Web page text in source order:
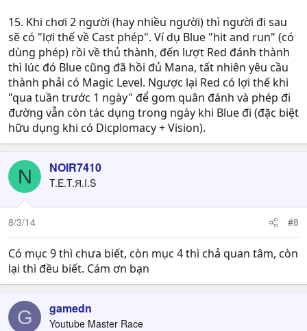
15. Khi chơi 2 người (hay nhiều người) thì người đi sau
sẽ có "lợi thế về Cast phép". Ví dụ Blue "hit and run" (có
dùng phép) rồi về thủ thành, đến lượt Red đánh thành
thì lúc đó Blue cũng đã hồi đủ Mana, tất nhiên yêu cầu
thành phải có Magic Level. Ngược lại Red có lợi thế khi
"qua tuần trước 1 ngày" để gom quân đánh và phép đi
đường vẫn còn tác dụng trong ngày khi Blue đi (đặc biệt
hữu dụng khi có Dicplomacy + Vision).
N NOIR7410
T.E.T.Я.I.S
8/3/14 #8
Có mục 9 thì chưa biết, còn mục 4 thì chả quan tâm, còn
lại thì đều biết. Cám ơn bạn
G gamedn
Youtube Master Race